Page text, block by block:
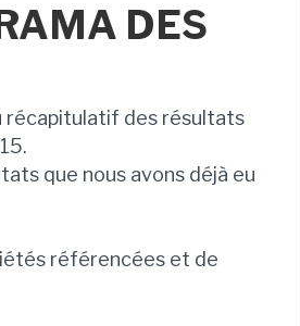
DES
récapitulatif des résultats
que nous avons déjà eu
référencées et de